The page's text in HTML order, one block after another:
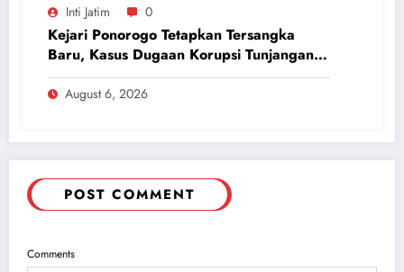
Inti Jatim 0
Kejari Ponorogo Tetapkan Tersangka
Baru, Kasus Dugaan Korupsi Tunjangan
Perumahan DPRD 2023-2026
August 6, 2026
POST COMMENT
Comments